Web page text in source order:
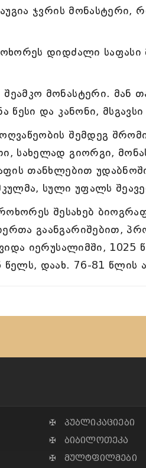
ჯვრის მონასტერი,
დიდძალი
მონასტერი. მან
და კანონი,
შემდეგ
სახელად გიორგი,
თანხლებით
სული უფალს
შესახებ
გაანგარიშებით,
იერუსალიმში, 1025
დაახ. 76-81 წლის
✠ პუბლიკაციები
✠ ბიბილოთეკა
✠ მულტფილმები